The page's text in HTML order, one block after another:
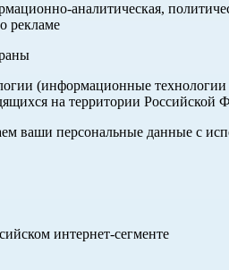
аналитическая,
рекламе
(информационные
на территории Российской
ваши персональные данные с
интернет-сегменте